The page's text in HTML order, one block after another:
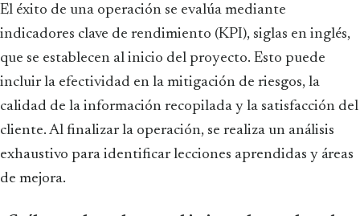
El éxito de una operación se evalúa mediante
indicadores clave de rendimiento (KPI), siglas en inglés,
que se establecen al inicio del proyecto. Esto puede
incluir la efectividad en la mitigación de riesgos, la
calidad de la información recopilada y la satisfacción del
cliente. Al finalizar la operación, se realiza un análisis
exhaustivo para identificar lecciones aprendidas y áreas
de mejora.